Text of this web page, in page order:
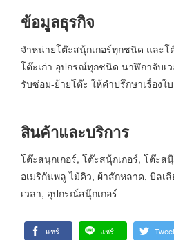
ข้อมูลธุรกิจ
จำหน่ายโต๊ะสนุ้กเกอร์ทุกชนิด และ
โต๊ะเก่า อุปกรณ์ทุกชนิด นาฬิกาจับเ
รับซ่อม-ย้ายโต๊ะ ให้คำปรึกษาเรื่องใ
สินค้าและบริการ
โต๊ะสนุกเกอร์, โต๊ะสนุ้กเกอร์, โต๊ะส
อเมริกันพลู ไม้คิว, ผ้าสักหลาด, บิลเ
เวลา, อุปกรณ์สนุ๊กเกอร์
แชร์ แชร์ Tweet